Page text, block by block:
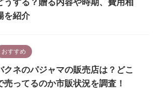
うする？贈る内容や時期、費用相
を紹介
おすすめ
クネのパジャマの販売店は？どこ
売ってるのか市販状況を調査！